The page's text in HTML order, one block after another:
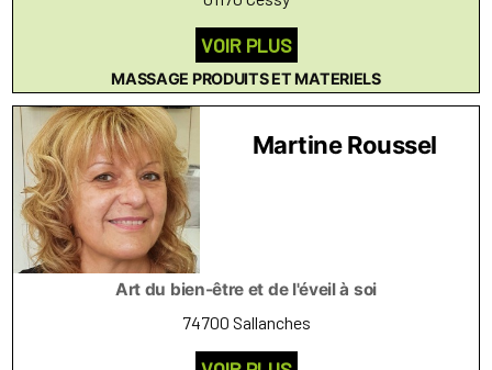
VOIR PLUS
MASSAGE PRODUITS ET MATERIELS
Martine Roussel
Art du bien-être et de l'éveil à soi
74700 Sallanches